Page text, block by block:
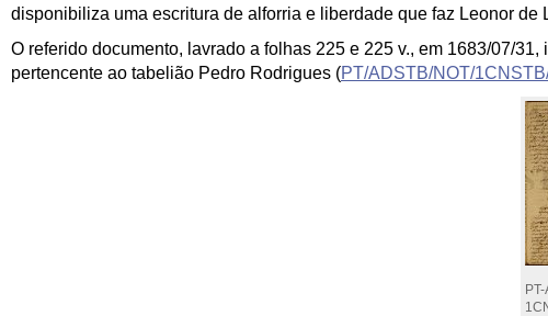
disponibiliza uma escritura de alforria e liberdade que faz Leonor
O referido documento, lavrado a folhas 225 e 225 v., em 1683/07/
pertencente ao tabelião Pedro Rodrigues (PT/ADSTB/NOT/